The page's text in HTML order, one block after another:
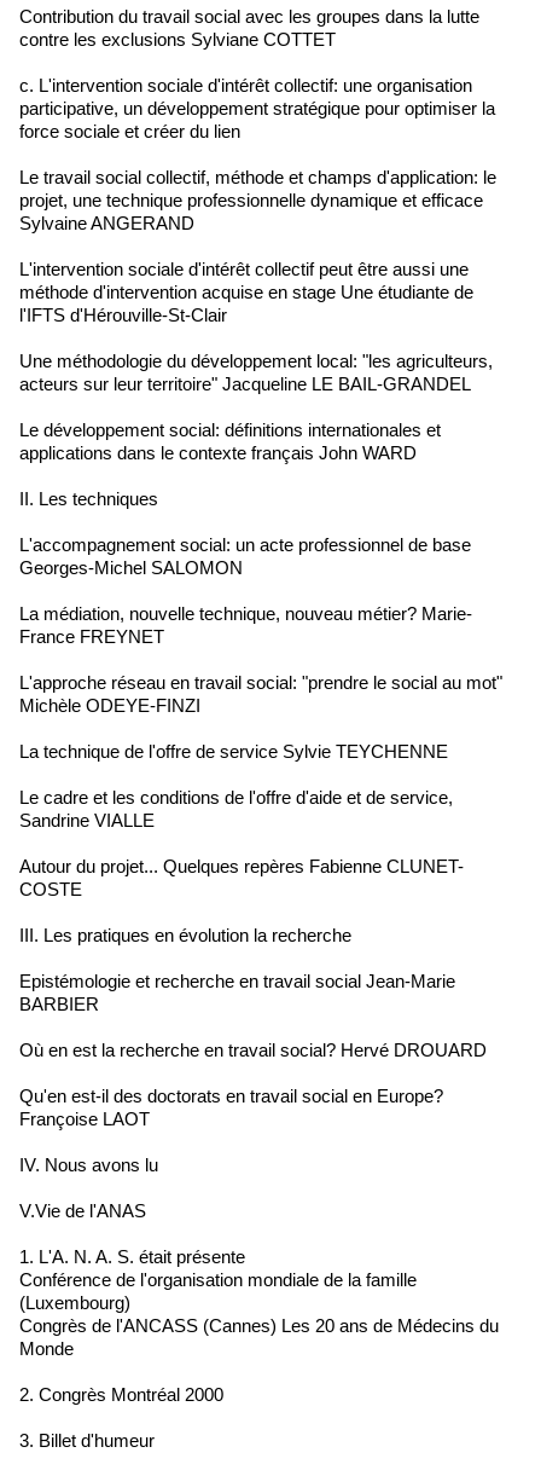
Contribution du travail social avec les groupes dans la lutte
contre les exclusions Sylviane COTTET
c. L'intervention sociale d'intérêt collectif: une organisation
participative, un développement stratégique pour optimiser la
force sociale et créer du lien
Le travail social collectif, méthode et champs d'application: le
projet, une technique professionnelle dynamique et efficace
Sylvaine ANGERAND
L'intervention sociale d'intérêt collectif peut être aussi une
méthode d'intervention acquise en stage Une étudiante de
l'IFTS d'Hérouville-St-Clair
Une méthodologie du développement local: "les agriculteurs,
acteurs sur leur territoire" Jacqueline LE BAIL-GRANDEL
Le développement social: définitions internationales et
applications dans le contexte français John WARD
II. Les techniques
L'accompagnement social: un acte professionnel de base
Georges-Michel SALOMON
La médiation, nouvelle technique, nouveau métier? Marie-
France FREYNET
L'approche réseau en travail social: "prendre le social au mot"
Michèle ODEYE-FINZI
La technique de l'offre de service Sylvie TEYCHENNE
Le cadre et les conditions de l'offre d'aide et de service,
Sandrine VIALLE
Autour du projet... Quelques repères Fabienne CLUNET-
COSTE
III. Les pratiques en évolution la recherche
Epistémologie et recherche en travail social Jean-Marie
BARBIER
Où en est la recherche en travail social? Hervé DROUARD
Qu'en est-il des doctorats en travail social en Europe?
Françoise LAOT
IV. Nous avons lu
V.Vie de l'ANAS
1. L'A. N. A. S. était présente
Conférence de l'organisation mondiale de la famille
(Luxembourg)
Congrès de l'ANCASS (Cannes) Les 20 ans de Médecins du
Monde
2. Congrès Montréal 2000
3. Billet d'humeur